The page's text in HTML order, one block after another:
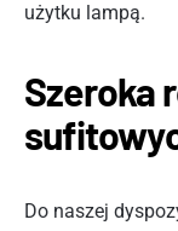
użytku lampą.
Szeroka
Do naszej